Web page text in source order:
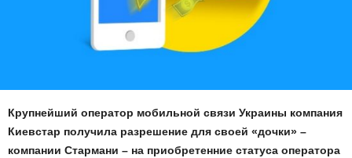
Крупнейший оператор мобильной связи Украины компания
Киевстар получила разрешение для своей «дочки» –
компании Стармани – на приобретенние статуса оператора